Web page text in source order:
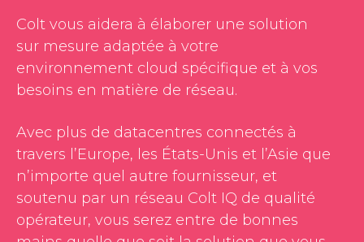
Colt vous aidera à élaborer une solution
sur mesure adaptée à votre
environnement cloud spécifique et à vos
besoins en matière de réseau.
Avec plus de datacentres connectés à
travers l’Europe, les États-Unis et l’Asie que
n’importe quel autre fournisseur, et
soutenu par un réseau Colt IQ de qualité
opérateur, vous serez entre de bonnes